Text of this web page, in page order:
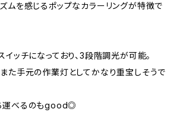
ムを感じるポップなカラーリングが特徴で
イッチになっており、3段階調光が可能。
た手元の作業灯としてかなり重宝しそうで
運べるのもgood◎